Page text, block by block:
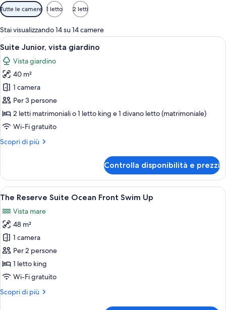
Filtri
disponibili
per
le
camere
Tutte le camere 1 letto 2 letti
Stai visualizzando 14 su 14 camere
Apri
tutte
le
foto
per
Suite
Junior,
vista
giardino
Una camera d'albergo con due letti,
6
Suite Junior, vista giardino
Vista giardino
40 m²
1 camera
Per 3 persone
2 letti matrimoniali o 1 letto king e 1 divano letto (matrimoniale)
Wi-Fi gratuito
Scopri di più
Altri
Junior,
vista
giardino
Controlla disponibilità e prezzi
Apri
tutte
le
foto
per
The
Reserve
Suite
Front
Camera d'albergo moderna con un
8
The Reserve Suite Ocean Front Swim Up
Vista mare
48 m²
1 camera
Per 2 persone
1 letto king
Wi-Fi gratuito
Scopri di più
Altri